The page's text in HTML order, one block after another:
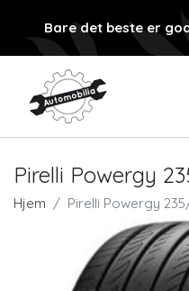
Bare det beste er
Pirelli Powergy
Hjem Pirelli Powergy